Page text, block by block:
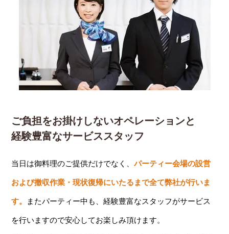
ご負担をお掛けしないオペレーションと
経験豊富なサービススタッフ
当日は御料理のご提供だけでなく、パーティー会場の設営
および撤収作業・現状復帰にいたるまで全て弊社が行いま
す。 またパーティー中も、経験豊富なスタッフがサービス
を行いますので安心してお楽しみ頂けます。